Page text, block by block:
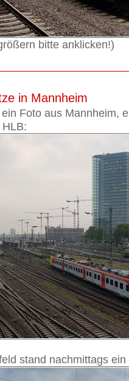
bitte anklicken!)
in Mannheim
Foto aus Mannheim,
stand nachmittags